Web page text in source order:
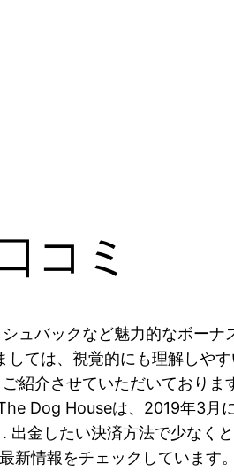
コミ
ュバックなど魅力的なボー
ては、視覚的にも理解しや
紹介させていただいており
Dog Houseは、2019年3
金したい決済方法で少なく
情報をチェックしています